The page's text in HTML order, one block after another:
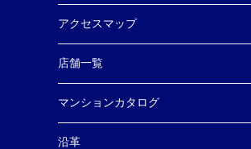
アクセスマップ
店舗一覧
マンションカタログ
沿革